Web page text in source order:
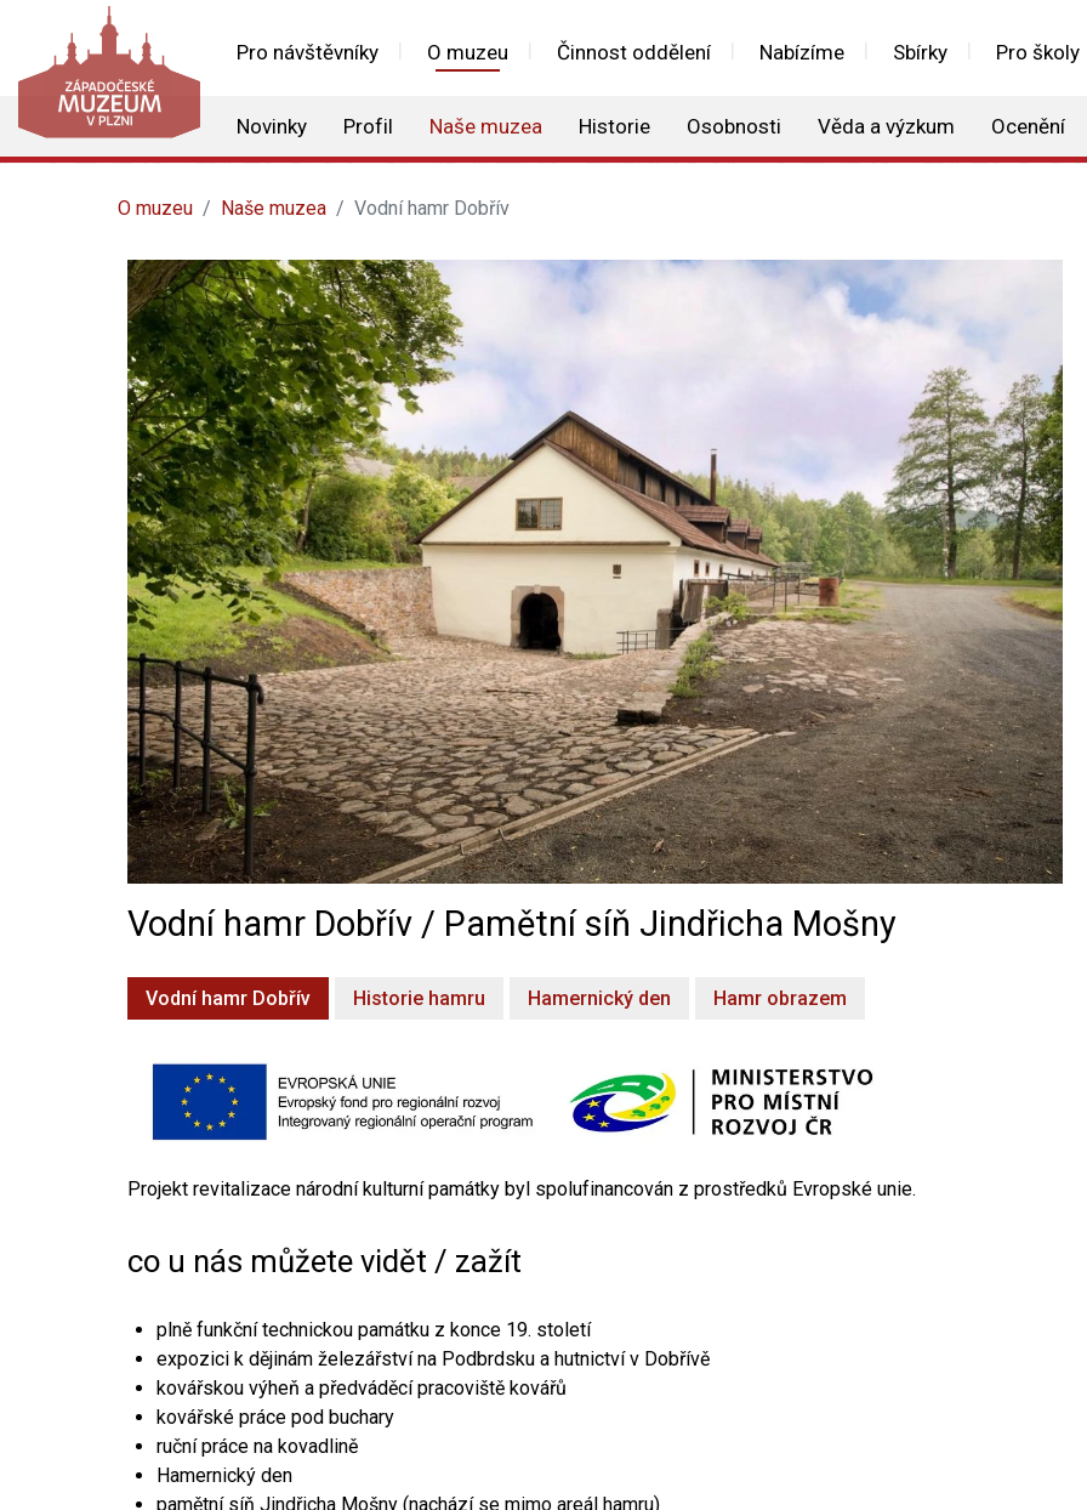
Pro návštěvníky O muzeu Činnost oddělení Nabízíme Sbírky Pro školy
Novinky Profil Naše muzea Historie Osobnosti Věda a výzkum Ocenění
O muzeu Naše muzea Vodní hamr Dobřív
Vodní hamr Dobřív / Pamětní síň Jindřicha Mošny
Vodní hamr Dobřív Historie hamru Hamernický den Hamr obrazem
Projekt revitalizace národní kulturní památky byl spolufinancován z prostředků Evropské unie.
co u nás můžete vidět / zažít
plně funkční technickou památku z konce 19. století
expozici k dějinám železářství na Podbrdsku a hutnictví v Dobřívě
kovářskou výheň a předváděcí pracoviště kovářů
kovářské práce pod buchary
ruční práce na kovadlině
Hamernický den
pamětní síň Jindřicha Mošny (nachází se mimo areál hamru)